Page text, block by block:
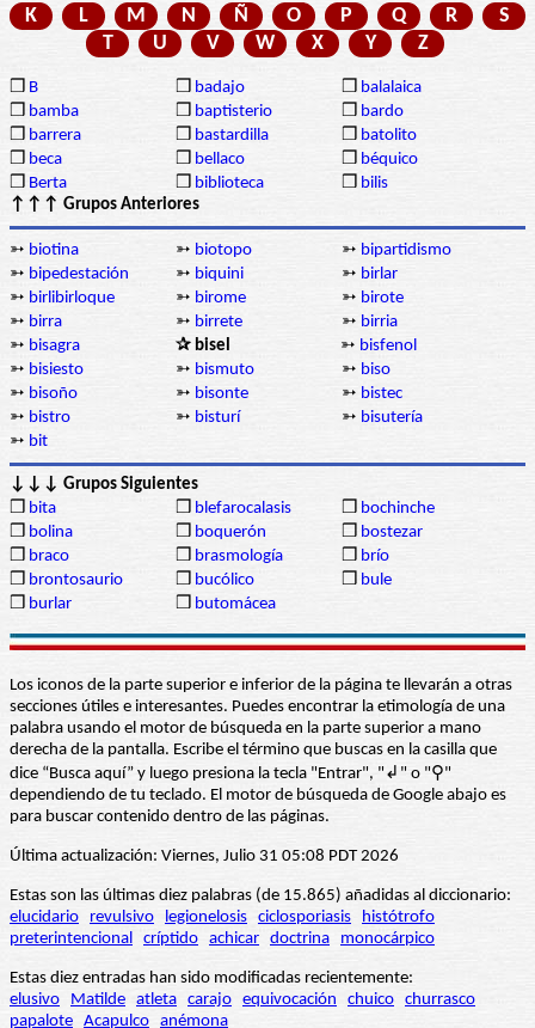
K
L M N Ñ O P Q R
S
T
U V W X Y Z
❒ B ❒ badajo ❒ balalaica
❒ bamba ❒ baptisterio ❒ bardo
❒ barrera ❒ bastardilla ❒ batolito
❒ beca ❒ bellaco ❒ béquico
❒ Berta ❒ biblioteca ❒ bilis
↑↑↑ Grupos Anteriores
➳ biotina ➳ biotopo ➳ bipartidismo
➳ bipedestación ➳ biquini ➳ birlar
➳ birlibirloque ➳ birome ➳ birote
➳ birra ➳ birrete ➳ birria
➳ bisagra ✰ bisel ➳ bisfenol
➳ bisiesto ➳ bismuto ➳ biso
➳ bisoño ➳ bisonte ➳ bistec
➳ bistro ➳ bisturí ➳ bisutería
➳ bit
↓↓↓ Grupos Siguientes
❒ bita ❒ blefarocalasis ❒ bochinche
❒ bolina ❒ boquerón ❒ bostezar
❒ braco ❒ brasmología ❒ brío
❒ brontosaurio ❒ bucólico ❒ bule
❒ burlar ❒ butomácea
Los iconos de la parte superior e inferior de la página te llevarán a otras
secciones útiles e interesantes. Puedes encontrar la etimología de una
palabra usando el motor de búsqueda en la parte superior a mano
derecha de la pantalla. Escribe el término que buscas en la casilla que
dice “Busca aquí” y luego presiona la tecla "Entrar", "↲" o "⚲"
dependiendo de tu teclado. El motor de búsqueda de Google abajo es
para buscar contenido dentro de las páginas.
Última actualización: Viernes, Julio 31 05:08 PDT 2026
Estas son las últimas diez palabras (de 15.865) añadidas al diccionario:
elucidario
revulsivo legionelosis ciclosporiasis
histótrofo
preterintencional críptido achicar doctrina monocárpico
Estas diez entradas han sido modificadas recientemente:
elusivo
Matilde atleta carajo equivocación chuico churrasco
papalote Acapulco anémona